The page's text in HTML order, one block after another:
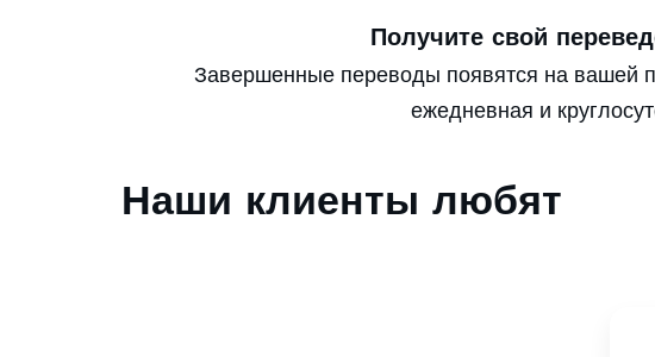
Получите свой
Завершенные переводы появятся на вашей
ежедневная и
Наши клиенты любят